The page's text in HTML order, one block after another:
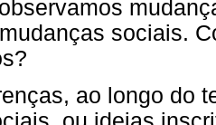
sociais.
ao longo do